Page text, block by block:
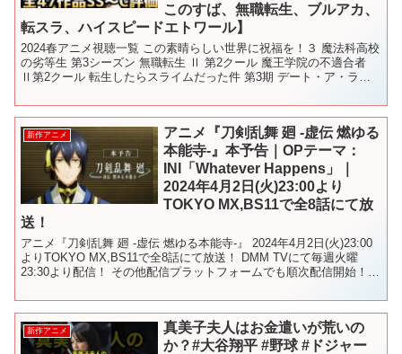
このすば、無職転生、ブルアカ、
転スラ、ハイスピードエトワール】
2024春アニメ視聴一覧 この素晴らしい世界に祝福を！３ 魔法科高校
の劣等生 第3シーズン 無職転生 Ⅱ 第2クール 魔王学院の不適合者
Ⅱ第2クール 転生したらスライムだった件 第3期 デート・ア・ライ
新作アニメ
アニメ『刀剣乱舞 廻 -虚伝 燃ゆる
本能寺-』本予告｜OPテーマ：
INI「Whatever Happens」｜
2024年4月2日(火)23:00より
TOKYO MX,BS11で全8話にて放
送！
アニメ『刀剣乱舞 廻 -虚伝 燃ゆる本能寺-』 2024年4月2日(火)23:00
よりTOKYO MX,BS11で全8話にて放送！ DMM TVにて毎週火曜
23:30より配信！ その他配信プラットフォームでも順次配信開始！
新作アニメ
真美子夫人はお金遣いが荒いの
か？#大谷翔平 #野球 #ドジャー